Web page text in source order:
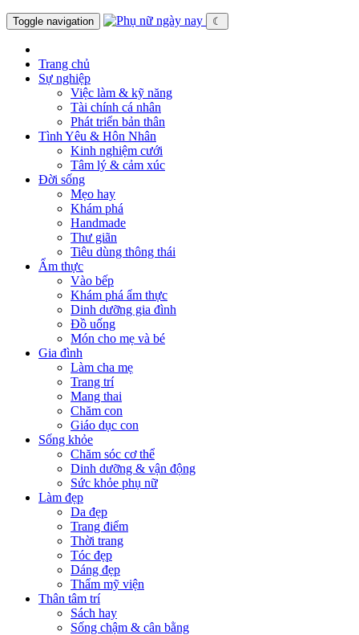
Toggle navigation ☾
Trang chủ
Sự nghiệp
Việc làm & kỹ năng
Tài chính cá nhân
Phát triển bản thân
Tình Yêu & Hôn Nhân
Kinh nghiệm cưới
Tâm lý & cảm xúc
Đời sống
Mẹo hay
Khám phá
Handmade
Thư giãn
Tiêu dùng thông thái
Ẩm thực
Vào bếp
Khám phá ẩm thực
Dinh dưỡng gia đình
Đồ uống
Món cho mẹ và bé
Gia đình
Làm cha mẹ
Trang trí
Mang thai
Chăm con
Giáo dục con
Sống khỏe
Chăm sóc cơ thể
Dinh dưỡng & vận động
Sức khỏe phụ nữ
Làm đẹp
Da đẹp
Trang điểm
Thời trang
Tóc đẹp
Dáng đẹp
Thẩm mỹ viện
Thân tâm trí
Sách hay
Sống chậm & cân bằng